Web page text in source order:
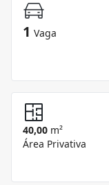
1 Vaga
40,00 m²
Área Privativa